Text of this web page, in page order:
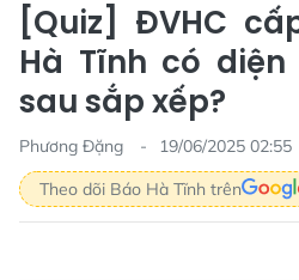
[Quiz] ĐVHC
Hà Tĩnh có
sau sắp xếp?
Phương Đặng
19/06/2025 02:55
Theo dõi Báo Hà Tĩnh trên